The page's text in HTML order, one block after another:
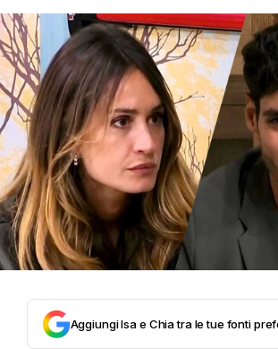
Aggiungi Isa e Chia tra le tue fonti